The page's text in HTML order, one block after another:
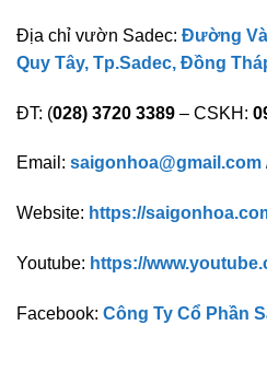
Địa chỉ vườn Sadec: Đường
Quy Tây, Tp.Sadec, Đồng
ĐT: (028) 3720 3389 – CSKH:
Email: saigonhoa@gmail.com
Website: https://
Youtube: https://
Facebook: Công Ty Cổ Phần